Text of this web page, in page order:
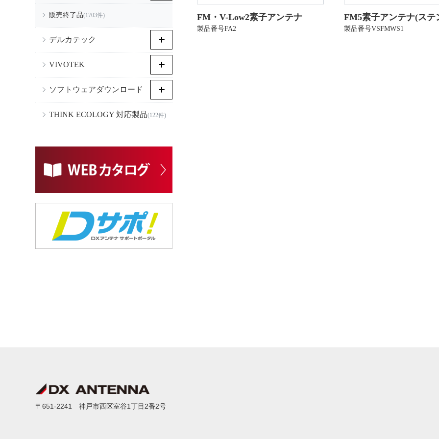
販売終了品(1703件)
デルカテック
VIVOTEK
ソフトウェアダウンロード
THINK ECOLOGY 対応製品(122件)
FM・V-Low2素子アンテナ
製品番号FA2
FM5素子アンテナ(ステ
製品番号VSFMWS1
〒651-2241 神戸市西区室谷1丁目2番2号